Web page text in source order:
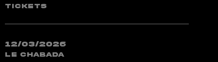
TICKETS
12/03/2026
Le Chabada